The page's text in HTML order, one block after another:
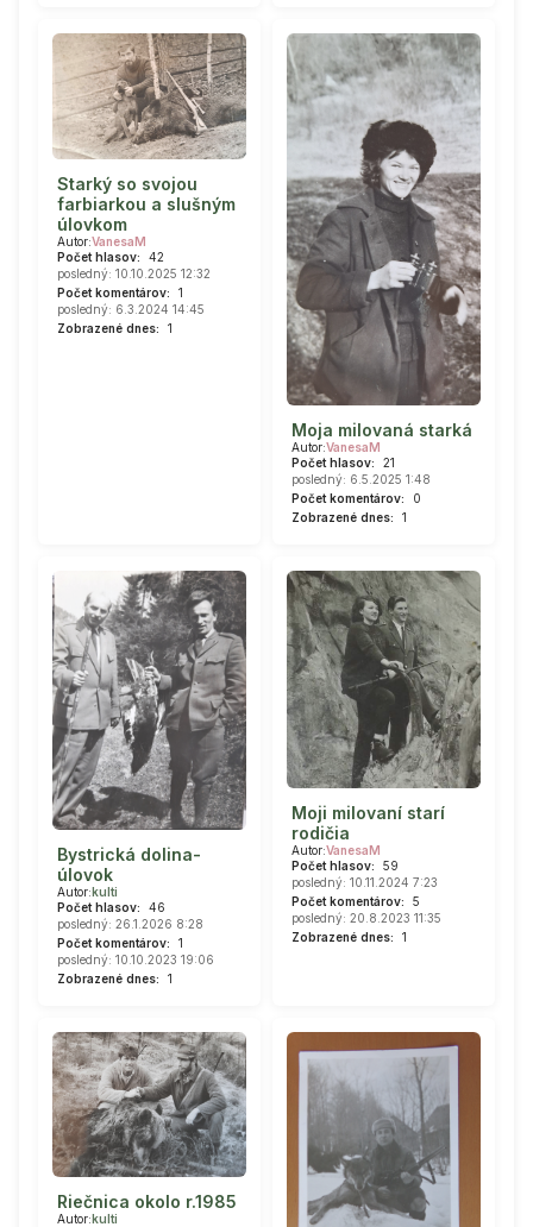
Starký so svojou
farbiarkou a slušným
úlovkom
Autor:VanesaM
Počet hlasov:
42
posledný: 10.10.2025 12:32
Počet komentárov:
1
posledný: 6.3.2024 14:45
Zobrazené dnes:
1
Moja milovaná starká
Autor:VanesaM
Počet hlasov:
21
posledný: 6.5.2025 1:48
Počet komentárov:
0
Zobrazené dnes:
1
Bystrická dolina-
úlovok
Autor:kulti
Počet hlasov:
46
posledný: 26.1.2026 8:28
Počet komentárov:
1
posledný: 10.10.2023 19:06
Zobrazené dnes:
1
Moji milovaní starí
rodičia
Autor:VanesaM
Počet hlasov:
59
posledný: 10.11.2024 7:23
Počet komentárov:
5
posledný: 20.8.2023 11:35
Zobrazené dnes:
1
Riečnica okolo r.1985
Autor:kulti